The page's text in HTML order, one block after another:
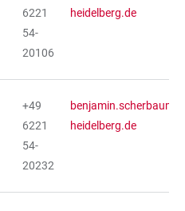
6221
54-
20106
heidelberg.de
+49
6221
54-
20232
heidelberg.de